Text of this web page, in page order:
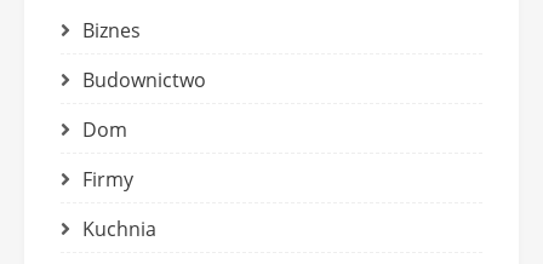
Biznes
Budownictwo
Dom
Firmy
Kuchnia